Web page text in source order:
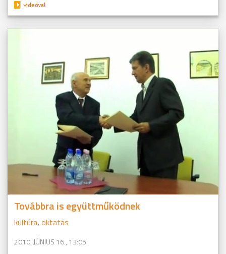
Továbbra is együttműködnek
kultúra, oktatás
2010. JÚNIUS 16., 13:05